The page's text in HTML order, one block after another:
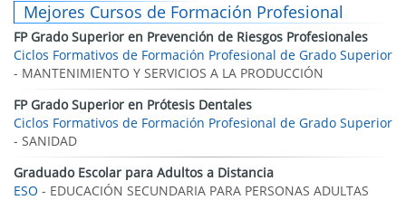
Mejores Cursos de Formación Profesional
FP Grado Superior en Prevención de Riesgos Profesionales
Ciclos Formativos de Formación Profesional de Grado Superior
- MANTENIMIENTO Y SERVICIOS A LA PRODUCCIÓN
FP Grado Superior en Prótesis Dentales
Ciclos Formativos de Formación Profesional de Grado Superior
- SANIDAD
Graduado Escolar para Adultos a Distancia
ESO - EDUCACIÓN SECUNDARIA PARA PERSONAS ADULTAS